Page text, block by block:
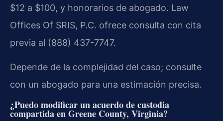
$12 a $100, y honorarios de abogado. Law
Offices Of SRIS, P.C. ofrece consulta con cita
previa al (888) 437-7747.
Depende de la complejidad del caso; consulte
con un abogado para una estimación precisa.
¿Puedo modificar un acuerdo de custodia
compartida en Greene County, Virginia?